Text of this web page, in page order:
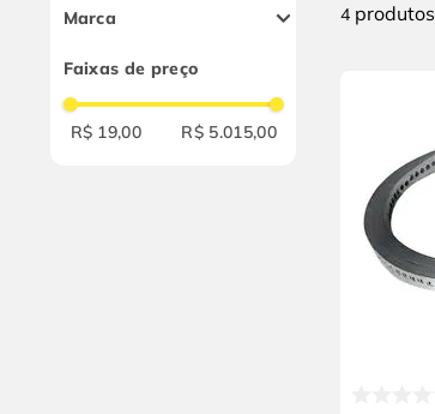
Marca
Guaru-Aço
Comeplast
Faixas de preço
R$ 19,00 R$ 5.015,00
4 produtos